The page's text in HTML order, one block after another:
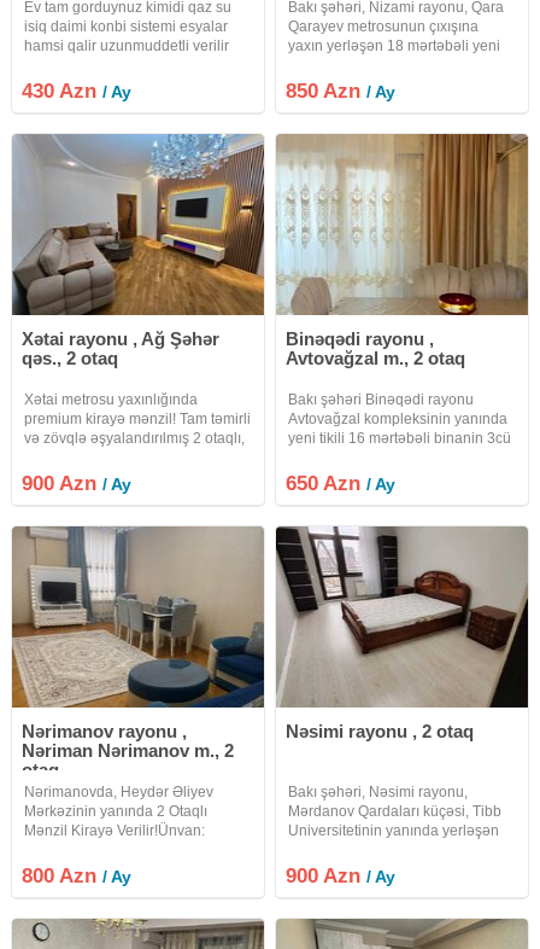
Ev tam gorduynuz kimidi qaz su
isiq daimi konbi sistemi esyalar
hamsi qalir uzunmuddetli verilir
430 Azn/ Ay
Bakı şəhəri, Nizami rayonu, Qara
Qarayev metrosunun çıxışına
yaxın yerləşən 18 mərtəbəli yeni
otaqlı mənzil kirayə verilir. Mənzil
yalnız nigah kağızı olan gənc
850 Azn/ Ay
Xətai rayonu , Ağ Şəhər
qəs., 2 otaq
Xətai metrosu yaxınlığında
premium kirayə mənzil! Tam təmirli
və zövqlə əşyalandırılmış 2 otaqlı,
verilir. Xətai m/s yaxınlığı 16
mərtəbəli binanın 4-cü mərtəbəsi
900 Azn/ Ay
Binəqədi rayonu ,
Avtovağzal m., 2 otaq
Bakı şəhəri Binəqədi rayonu
Avtovağzal kompleksinin yanında
yeni tikili 16 mərtəbəli binanin 3cü
verilir.İşıq, su, qaz
daimidir.Komendat pulu qiymətə
650 Azn/ Ay
Nərimanov rayonu ,
Nəriman Nərimanov m., 2
otaq
Nərimanovda, Heydər Əliyev
Mərkəzinin yanında 2 Otaqlı
Mənzil Kirayə Verilir! ​Ünvan:
metrosuna və Heydər Əliyev
Mərkəzinə yaxın, "Günaydın"
800 Azn/ Ay
Nəsimi rayonu , 2 otaq
Bakı şəhəri, Nəsimi rayonu,
Mərdanov Qardaları küçəsi, Tibb
Universitetinin yanında yerləşən
ci mərtəbəsində 2 otaqlı mənzil
kirayə verilir. İşıq, su, qaz daimidir.
900 Azn/ Ay